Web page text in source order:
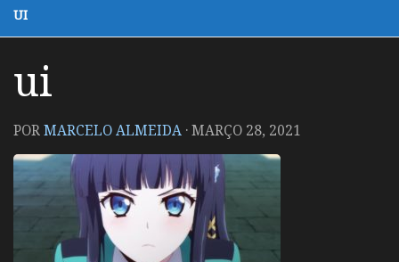
UI
ui
PORMARCELO ALMEIDA ·MARÇO 28, 2021